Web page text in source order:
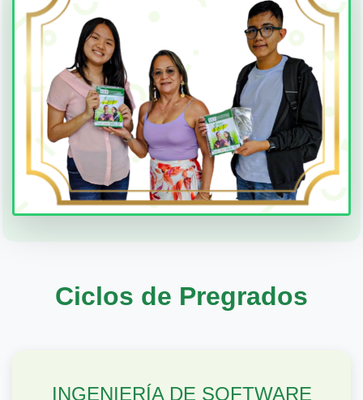
Ciclos de Pregrados
INGENIERÍA DE SOFTWARE